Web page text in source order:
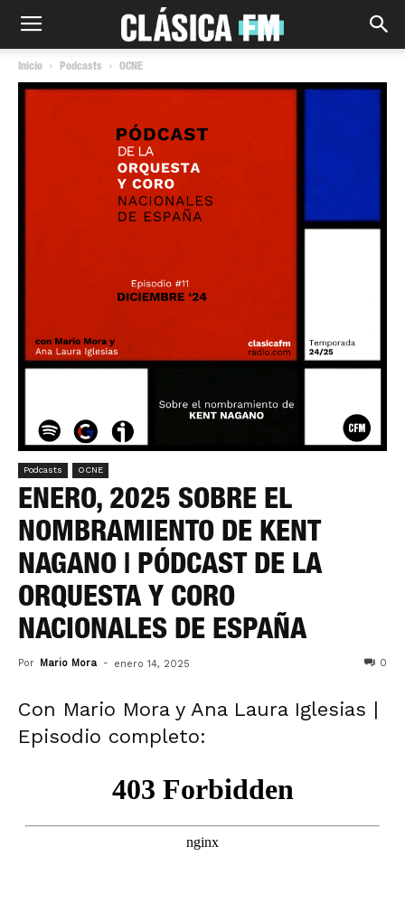
Inicio Podcasts OCNE
Podcasts OCNE
ENERO, 2025 SOBRE EL
NOMBRAMIENTO DE KENT
NAGANO | PÓDCAST DE LA
ORQUESTA Y CORO
NACIONALES DE ESPAÑA
Por Mario Mora - enero 14, 2025 0
Con Mario Mora y Ana Laura Iglesias |
Episodio completo: